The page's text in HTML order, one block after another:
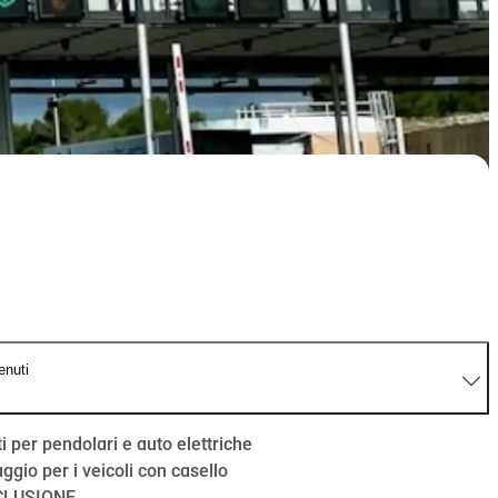
per pendolari e auto elettriche
per i veicoli con casello